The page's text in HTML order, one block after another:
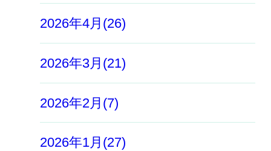
2026年4月(26)
2026年3月(21)
2026年2月(7)
2026年1月(27)